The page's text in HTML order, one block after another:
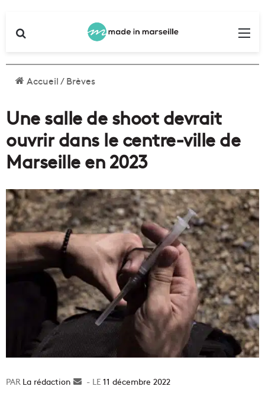
Accueil/Brèves
Une salle de shoot devrait
ouvrir dans le centre-ville de
Marseille en 2023
La rédaction
Envoyer11 décembre 2022